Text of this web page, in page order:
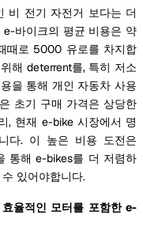
비 전기 자전거 보다는 더
바이크의 평균 비용은 약
때로 5000 유로를 차지합
해 deterrent를, 특히 저소
을 통해 개인 자동차 사용
초기 구매 가격은 상당한
, 현재 e-bike 시장에서 명
다. 이 높은 비용 도전은
통해 e-bikes를 더 저렴하
있어야합니다.
율적인 모터를 포함한 e-